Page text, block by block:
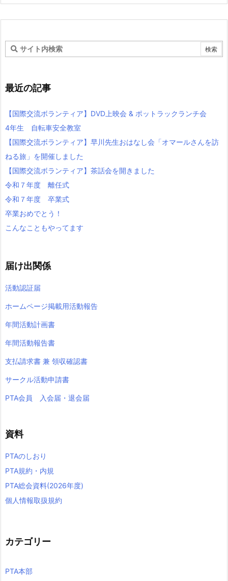
最近の記事
【国際交流ボランティア】DVD上映会 & ポットラックランチ会
4年生 自転車安全教室
【国際交流ボランティア】早川先生おはなし会「オマールさんを訪
ねる旅」を開催しました
【国際交流ボランティア】茶話会を開きました
令和７年度 離任式
令和７年度 卒業式
卒業おめでとう！
こんなこともやってます
届け出関係
活動認証届
ホームページ掲載用活動報告
年間活動計画書
年間活動報告書
支払請求書 兼 領収確認書
サークル活動申請書
PTA会員 入会届・退会届
資料
PTAのしおり
PTA規約・内規
PTA総会資料(2026年度)
個人情報取扱規約
カテゴリー
PTA本部